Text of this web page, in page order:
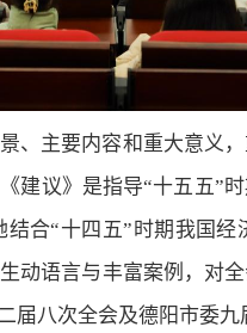
、主要内容和重大意义
建议》是指导“十五五”
合“十四五”时期我国
动语言与丰富案例，对
八次全会及德阳市委九